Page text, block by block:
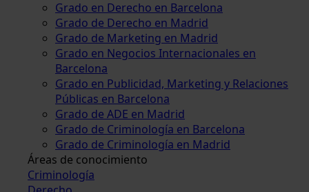
Grado en Derecho en Barcelona
Grado de Derecho en Madrid
Grado de Marketing en Madrid
Grado en Negocios Internacionales en
Barcelona
Grado en Publicidad, Marketing y Relaciones
Públicas en Barcelona
Grado de ADE en Madrid
Grado de Criminología en Barcelona
Grado de Criminología en Madrid
Áreas de conocimiento
Criminología